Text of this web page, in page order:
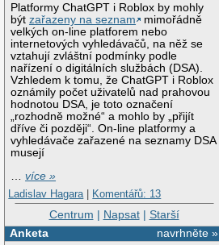
Platformy ChatGPT i Roblox by mohly
býtzařazeny na seznam
mimořádně
velkých on-line platforem nebo
internetových vyhledávačů, na něž se
vztahují zvláštní podmínky podle
nařízení o digitálních službách (DSA).
Vzhledem k tomu, že ChatGPT i Roblox
oznámily počet uživatelů nad prahovou
hodnotou DSA, je toto označení
„rozhodně možné“ a mohlo by „přijít
dříve či později“. On-line platformy a
vyhledávače zařazené na seznamy DSA
musejí
…více »
Ladislav Hagara | Komentářů: 13
Centrum | Napsat| Starší
navrhněte »
Anketa